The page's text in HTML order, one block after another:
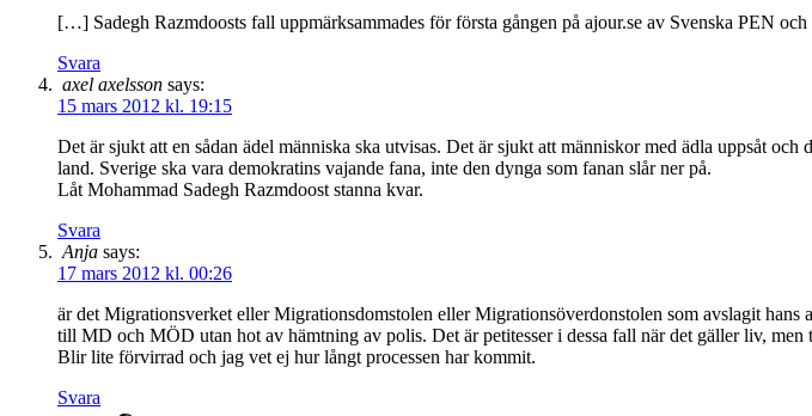
[…] Sadegh Razmdoosts fall uppmärksammades för första gången på ajour.se av Svenska PEN
Svara
axel axelsson says:
15 mars 2012 kl. 19:15
Det är sjukt att en sådan ädel människa ska utvisas. Det är sjukt att människor med ädla uppsåt
land. Sverige ska vara demokratins vajande fana, inte den dynga som fanan slår ner på.
Låt Mohammad Sadegh Razmdoost stanna kvar.
Svara
Anja says:
17 mars 2012 kl. 00:26
är det Migrationsverket eller Migrationsdomstolen eller Migrationsöverdonstolen som avslagit
till MD och MÖD utan hot av hämtning av polis. Det är petitesser i dessa fall när det gäller liv,
Blir lite förvirrad och jag vet ej hur långt processen har kommit.
Svara